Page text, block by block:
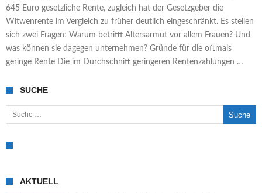
645 Euro gesetzliche Rente, zugleich hat der Gesetzgeber die
Witwenrente im Vergleich zu früher deutlich eingeschränkt. Es stellen
sich zwei Fragen: Warum betrifft Altersarmut vor allem Frauen? Und
was können sie dagegen unternehmen? Gründe für die oftmals
geringe Rente Die im Durchschnitt geringeren Rentenzahlungen …
SUCHE
Suche nach:
AKTUELL